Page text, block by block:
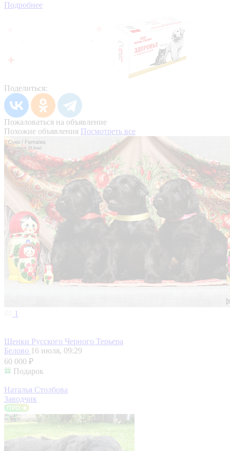
Подробнее
Поделиться:
Пожаловаться на объявление
Похожие объявления Посмотреть все
1
Щенки Русского Черного Терьера
Белово 16 июля, 09:29
60 000 ₽
Подарок
Наталья Столбова
Заводчик